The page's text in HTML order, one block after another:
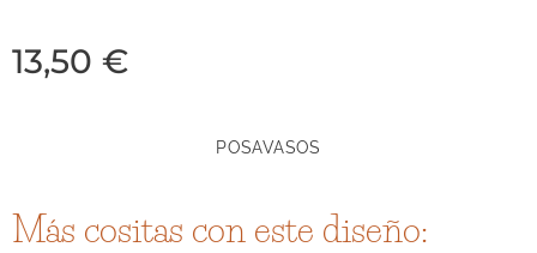
13,50 €
POSAVASOS
Más cositas con este diseño: